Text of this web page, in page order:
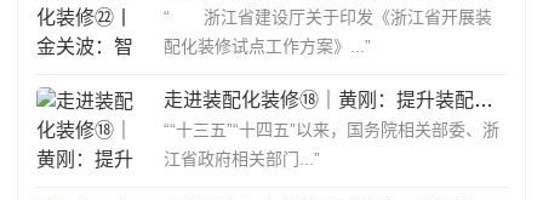
“ 浙江省建设厅关于印发《浙江省开展装
配化装修试点工作方案》...”
走进装配化装修⑱｜黄刚：提升装配化装修应用水平
““十三五”“十四五”以来，国务院相关部委、浙
江省政府相关部门...”